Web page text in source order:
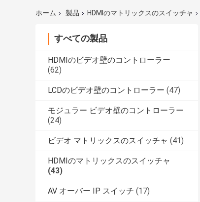
ホーム 製品 HDMIのマトリックスのスイッチャ
すべての製品
HDMIのビデオ壁のコントローラー
(62)
LCDのビデオ壁のコントローラー (47)
モジュラー ビデオ壁のコントローラー
(24)
ビデオ マトリックスのスイッチャ (41)
HDMIのマトリックスのスイッチャ
(43)
AV オーバー IP スイッチ (17)